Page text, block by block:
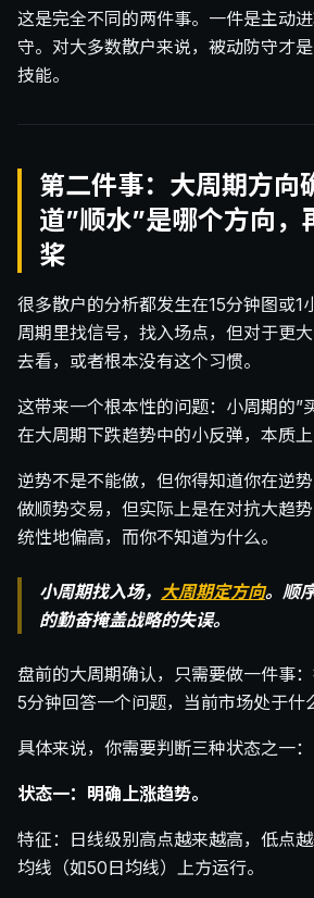
这是完全不同的两件事。一件是主动
守。对大多数散户来说，被动防守才
技能。
第二件事：大周期方向
道”顺水”是哪个方向，
桨
很多散户的分析都发生在15分钟图或1
周期里找信号，找入场点，但对于更
去看，或者根本没有这个习惯。
这带来一个根本性的问题：小周期的”
在大周期下跌趋势中的小反弹，本质上
逆势不是不能做，但你得知道你在逆
做顺势交易，但实际上是在对抗大趋
统性地偏高，而你不知道为什么。
小周期找入场， 大周期定方向。顺
的勤奋掩盖战略的失误。
盘前的大周期确认，只需要做一件事
5分钟回答一个问题，当前市场处于什
具体来说，你需要判断三种状态之一：
状态一：明确上涨趋势。
特征：日线级别高点越来越高，低点
均线（如50日均线）上方运行。